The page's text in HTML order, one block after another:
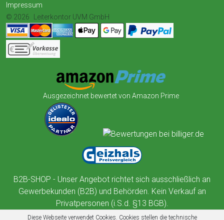
Impressum
© 2026
Leiterkontor UVM GmbH
Ausgezeichnet bewertet von Amazon Prime
B2B-SHOP - Unser Angebot richtet sich ausschließlich an
Gewerbekunden (B2B) und Behörden. Kein Verkauf an
Privatpersonen (i.S.d. §13 BGB).
Diese Webseite verwendet Cookies. Cookies stellen die technische